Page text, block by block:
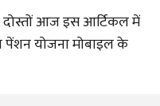
आज इस आर्टिकल में
पेंशन योजना मोबाइल के